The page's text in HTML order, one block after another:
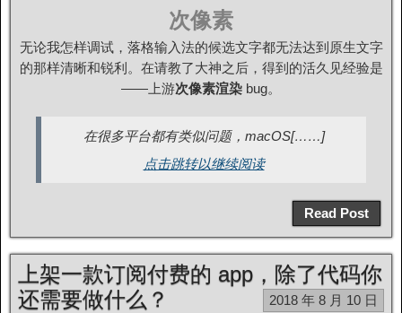
次像素
无论我怎样调试，落格输入法的候选文字都无法达到原生文字
的那样清晰和锐利。在请教了大神之后，得到的活久见经验是
——上游次像素渲染 bug。
在很多平台都有类似问题，macOS[……]
点击跳转以继续阅读
Read Post
上架一款订阅付费的 app，除了代码你
还需要做什么？
2018 年 8 月 10 日